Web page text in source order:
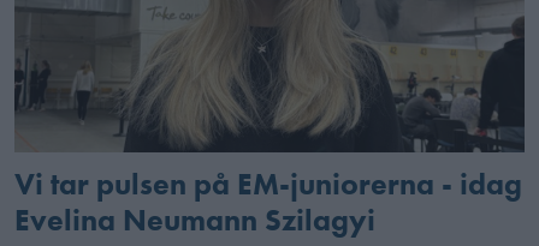
Vi tar pulsen på EM-juniorerna - idag
Evelina Neumann Szilagyi